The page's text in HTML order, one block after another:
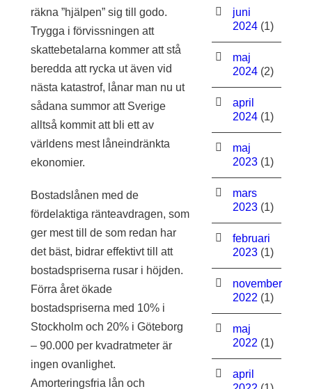
räkna ”hjälpen” sig till godo.
Trygga i förvissningen att
skattebetalarna kommer att stå
beredda att rycka ut även vid
nästa katastrof, lånar man nu ut
sådana summor att Sverige
alltså kommit att bli ett av
världens mest låneindränkta
ekonomier.
Bostadslånen med de
fördelaktiga ränteavdragen, som
ger mest till de som redan har
det bäst, bidrar effektivt till att
bostadspriserna rusar i höjden.
Förra året ökade
bostadspriserna med 10% i
Stockholm och 20% i Göteborg
– 90.000 per kvadratmeter är
ingen ovanlighet.
Amorteringsfria lån och
juni
2024 (1)
maj
2024 (2)
april
2024 (1)
maj
2023 (1)
mars
2023 (1)
februari
2023 (1)
november
2022 (1)
maj
2022 (1)
april